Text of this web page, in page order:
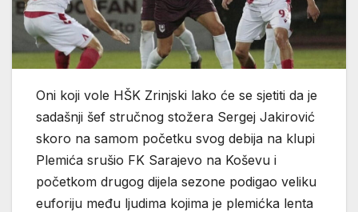
Oni koji vole HŠK Zrinjski lako će se sjetiti da je
sadašnji šef stručnog stožera Sergej Jakirović
skoro na samom početku svog debija na klupi
Plemića srušio FK Sarajevo na Koševu i
početkom drugog dijela sezone podigao veliku
euforiju među ljudima kojima je plemićka lenta